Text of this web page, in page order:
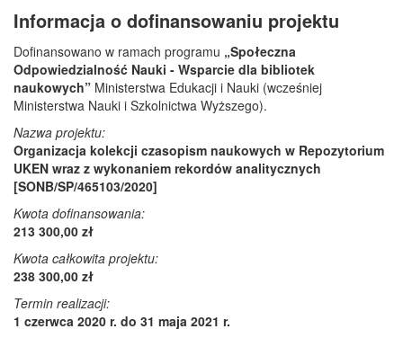
Informacja o dofinansowaniu projektu
Dofinansowano w ramach programu „Społeczna
Odpowiedzialność Nauki - Wsparcie dla bibliotek
naukowych” Ministerstwa Edukacji i Nauki (wcześniej
Ministerstwa Nauki i Szkolnictwa Wyższego).
Nazwa projektu:
Organizacja kolekcji czasopism naukowych w Repozytorium
UKEN wraz z wykonaniem rekordów analitycznych
[SONB/SP/465103/2020]
Kwota dofinansowania:
213 300,00 zł
Kwota całkowita projektu:
238 300,00 zł
Termin realizacji:
1 czerwca 2020 r. do 31 maja 2021 r.